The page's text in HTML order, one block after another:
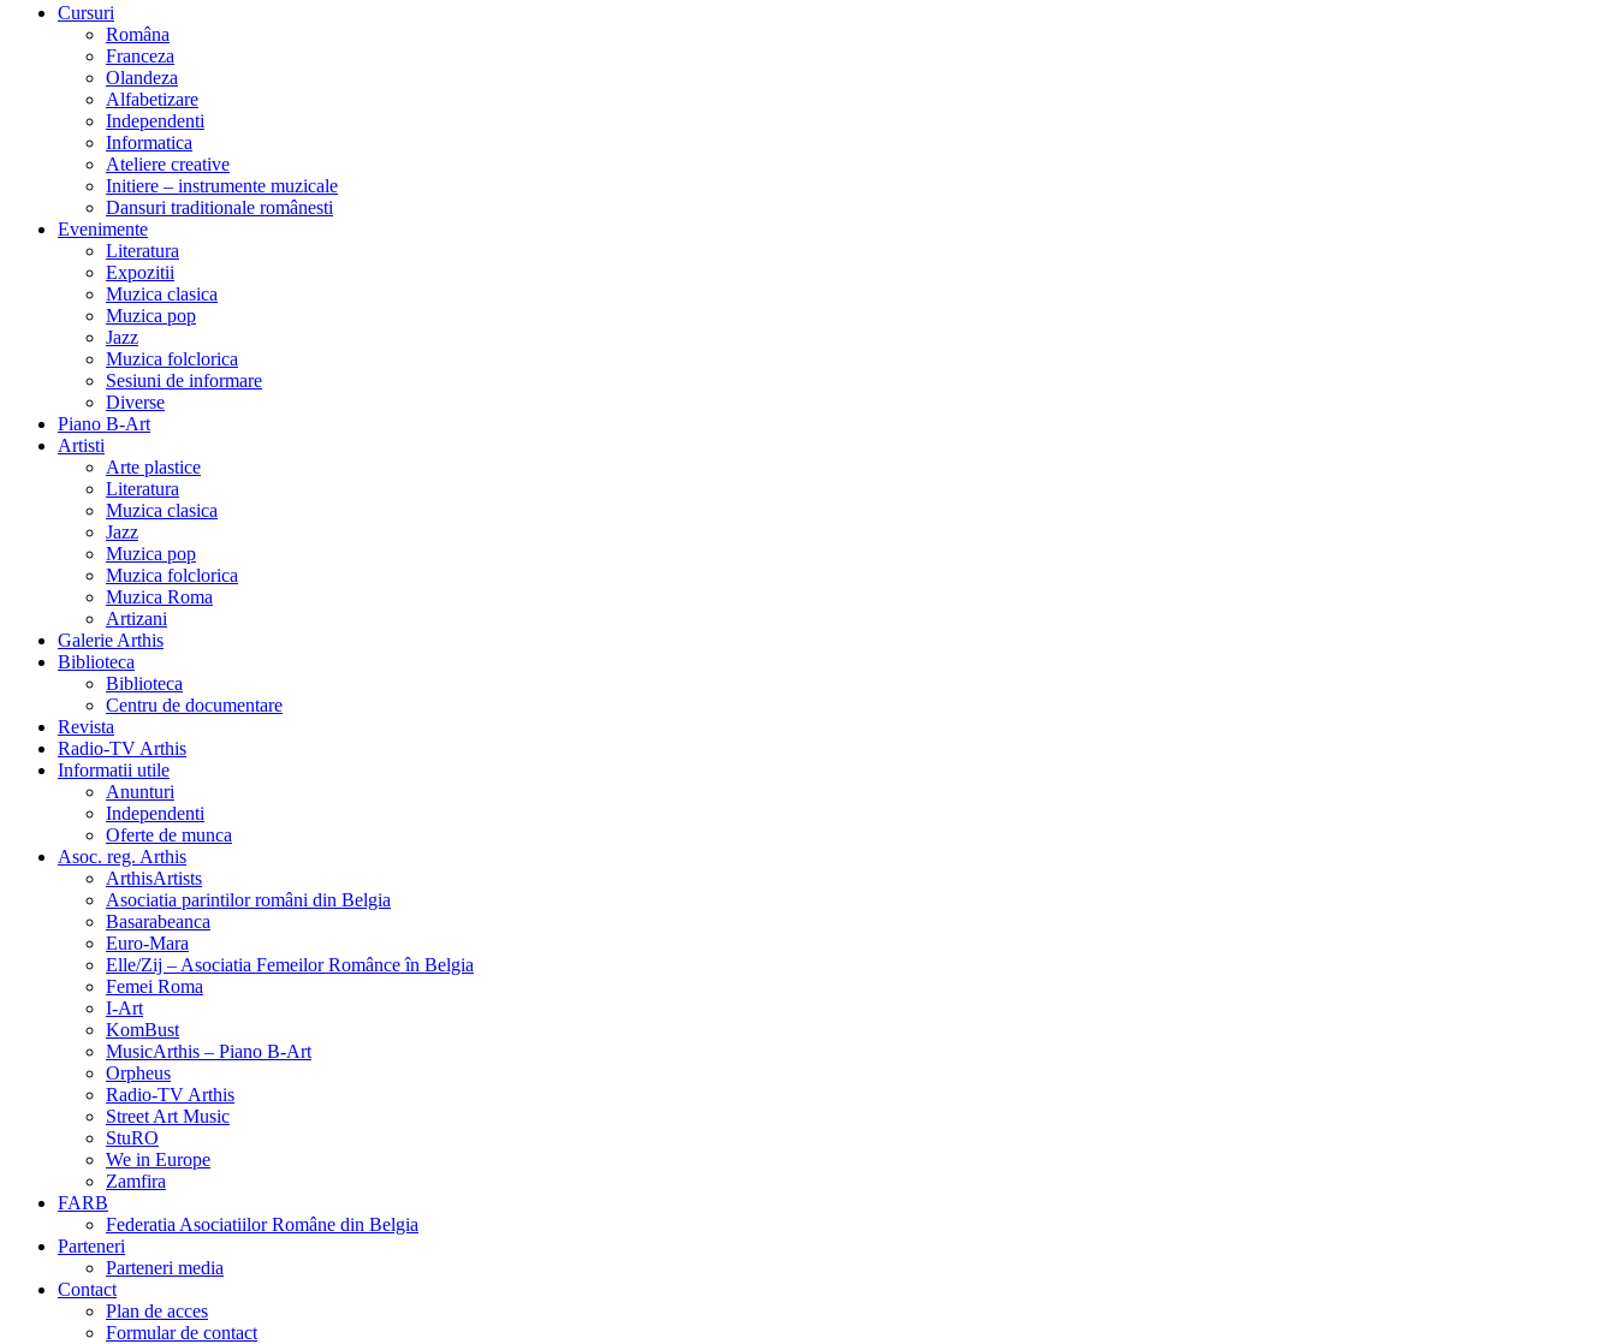
Cursuri
Româna
Franceza
Olandeza
Alfabetizare
Independenti
Informatica
Ateliere creative
Initiere – instrumente muzicale
Dansuri traditionale românesti
Evenimente
Literatura
Expozitii
Muzica clasica
Muzica pop
Jazz
Muzica folclorica
Sesiuni de informare
Diverse
Piano B-Art
Artisti
Arte plastice
Literatura
Muzica clasica
Jazz
Muzica pop
Muzica folclorica
Muzica Roma
Artizani
Galerie Arthis
Biblioteca
Biblioteca
Centru de documentare
Revista
Radio-TV Arthis
Informatii utile
Anunturi
Independenti
Oferte de munca
Asoc. reg. Arthis
ArthisArtists
Asociatia parintilor români din Belgia
Basarabeanca
Euro-Mara
Elle/Zij – Asociatia Femeilor Românce în Belgia
Femei Roma
I-Art
KomBust
MusicArthis – Piano B-Art
Orpheus
Radio-TV Arthis
Street Art Music
StuRO
We in Europe
Zamfira
FARB
Federatia Asociatiilor Române din Belgia
Parteneri
Parteneri media
Contact
Plan de acces
Formular de contact